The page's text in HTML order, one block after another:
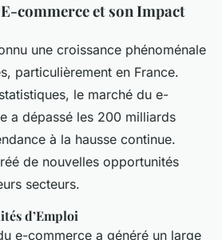
commerce et son Impact
une croissance phénoménale
particulièrement en France.
le marché du e-
a dépassé les 200 milliards
à la hausse continue.
de nouvelles opportunités
secteurs.
d’Emploi
e-commerce a généré un large